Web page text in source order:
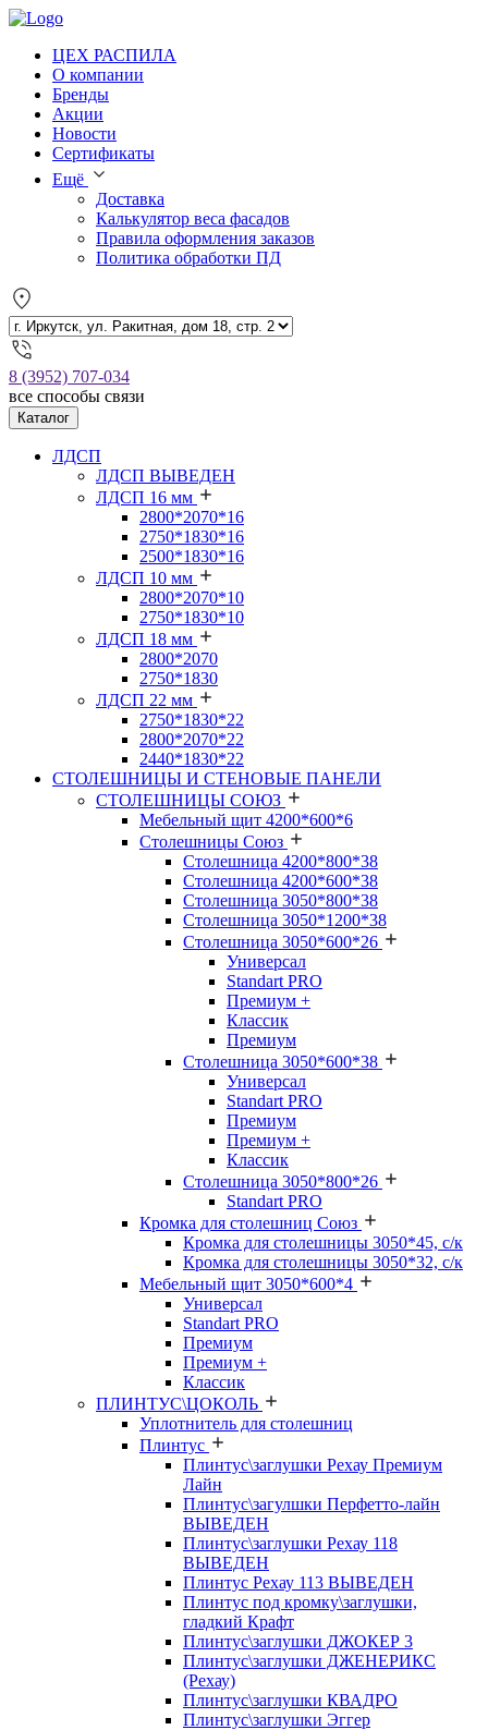
ЦЕХ РАСПИЛА
О компании
Бренды
Акции
Новости
Сертификаты
Ещё
Доставка
Калькулятор веса фасадов
Правила оформления заказов
Политика обработки ПД
8 (3952) 707-034
все способы связи
Каталог
ЛДСП
ЛДСП ВЫВЕДЕН
ЛДСП 16 мм
2800*2070*16
2750*1830*16
2500*1830*16
ЛДСП 10 мм
2800*2070*10
2750*1830*10
ЛДСП 18 мм
2800*2070
2750*1830
ЛДСП 22 мм
2750*1830*22
2800*2070*22
2440*1830*22
СТОЛЕШНИЦЫ И СТЕНОВЫЕ ПАНЕЛИ
СТОЛЕШНИЦЫ СОЮЗ
Мебельный щит 4200*600*6
Столешницы Союз
Столешница 4200*800*38
Столешница 4200*600*38
Столешница 3050*800*38
Столешница 3050*1200*38
Столешница 3050*600*26
Универсал
Standart PRO
Премиум +
Классик
Премиум
Столешница 3050*600*38
Универсал
Standart PRO
Премиум
Премиум +
Классик
Столешница 3050*800*26
Standart PRO
Кромка для столешниц Союз
Кромка для столешницы 3050*45, с/к
Кромка для столешницы 3050*32, с/к
Мебельный щит 3050*600*4
Универсал
Standart PRO
Премиум
Премиум +
Классик
ПЛИНТУС\ЦОКОЛЬ
Уплотнитель для столешниц
Плинтус
Плинтус\заглушки Рехау Премиум
Лайн
Плинтус\загулшки Перфетто-лайн
ВЫВЕДЕН
Плинтус\заглушки Рехау 118
ВЫВЕДЕН
Плинтус Рехау 113 ВЫВЕДЕН
Плинтус под кромку\заглушки,
гладкий Крафт
Плинтус\заглушки ДЖОКЕР 3
Плинтус\заглушки ДЖЕНЕРИКС
(Рехау)
Плинтус\заглушки КВАДРО
Плинтус\заглушки Эггер